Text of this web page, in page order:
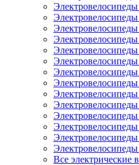
Электровелосипеды
Все электрические